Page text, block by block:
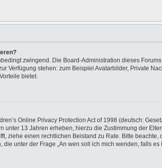
zwingend. Die Board-Administration dieses
Verfügung stehen: zum Beispiel Avatarbilder, Private
bietet.
Online Privacy Protection Act of 1998 (deutsch:
unter 13 Jahren erheben, hierzu die Zustimmung der
ziehe einen rechtlichen Beistand zu Rate. Bitte
die unter der Frage „An wen soll ich mich wenden, falls